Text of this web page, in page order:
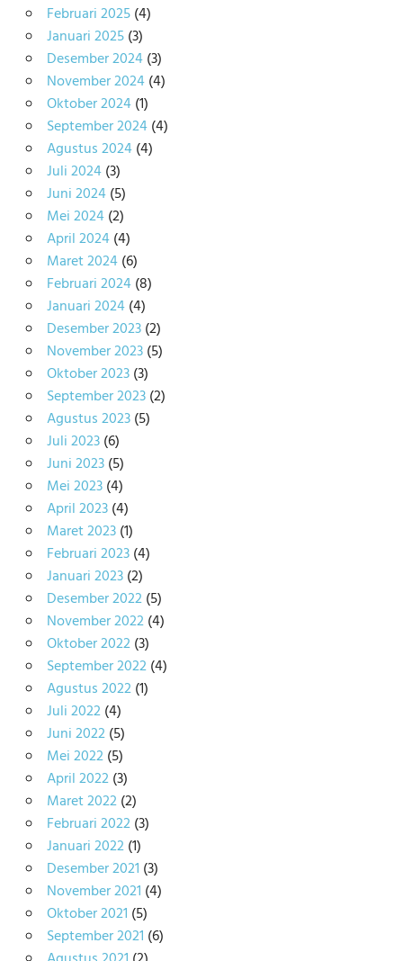
Februari 2025(4)
Januari 2025(3)
Desember 2024(3)
November 2024(4)
Oktober 2024(1)
September 2024(4)
Agustus 2024(4)
Juli 2024(3)
Juni 2024(5)
Mei 2024(2)
April 2024(4)
Maret 2024(6)
Februari 2024(8)
Januari 2024(4)
Desember 2023(2)
November 2023(5)
Oktober 2023(3)
September 2023(2)
Agustus 2023(5)
Juli 2023(6)
Juni 2023(5)
Mei 2023(4)
April 2023(4)
Maret 2023(1)
Februari 2023(4)
Januari 2023(2)
Desember 2022(5)
November 2022(4)
Oktober 2022(3)
September 2022(4)
Agustus 2022(1)
Juli 2022(4)
Juni 2022(5)
Mei 2022(5)
April 2022(3)
Maret 2022(2)
Februari 2022(3)
Januari 2022(1)
Desember 2021 (3)
November 2021 (4)
Oktober 2021 (5)
September 2021 (6)